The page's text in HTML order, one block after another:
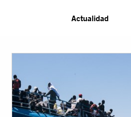
Actualidad